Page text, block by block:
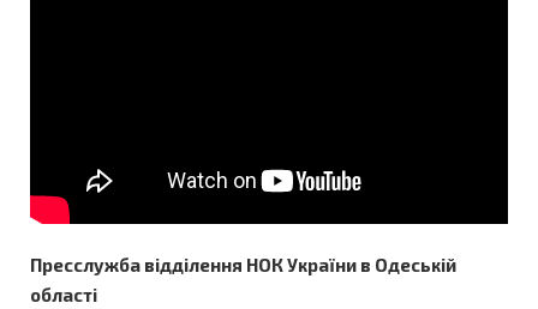
Пресслужба відділення НОК України в Одеській
області